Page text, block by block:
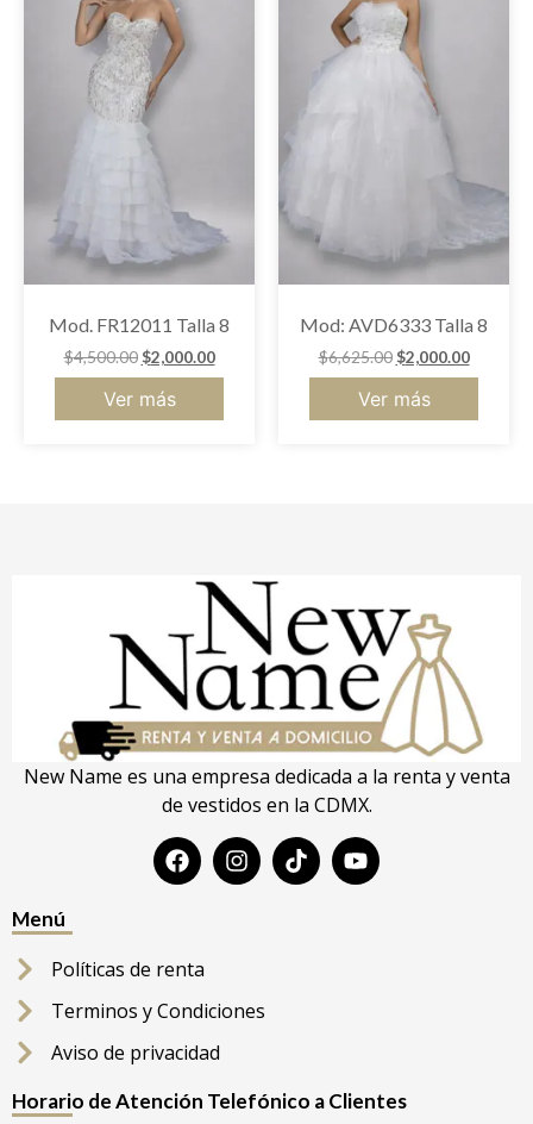
Mod. FR12011 Talla 8
$4,500.00 $2,000.00
Ver más
Mod: AVD6333 Talla 8
$6,625.00 $2,000.00
Ver más
New Name es una empresa dedicada a la renta y venta
de vestidos en la CDMX.
Menú
Políticas de renta
Terminos y Condiciones
Aviso de privacidad
Horario de Atención Telefónico a Clientes